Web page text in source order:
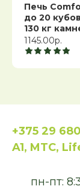
Печь
до 20
130 кг
1145.00р.
+375 29
A1, MTC,
пн-пт: